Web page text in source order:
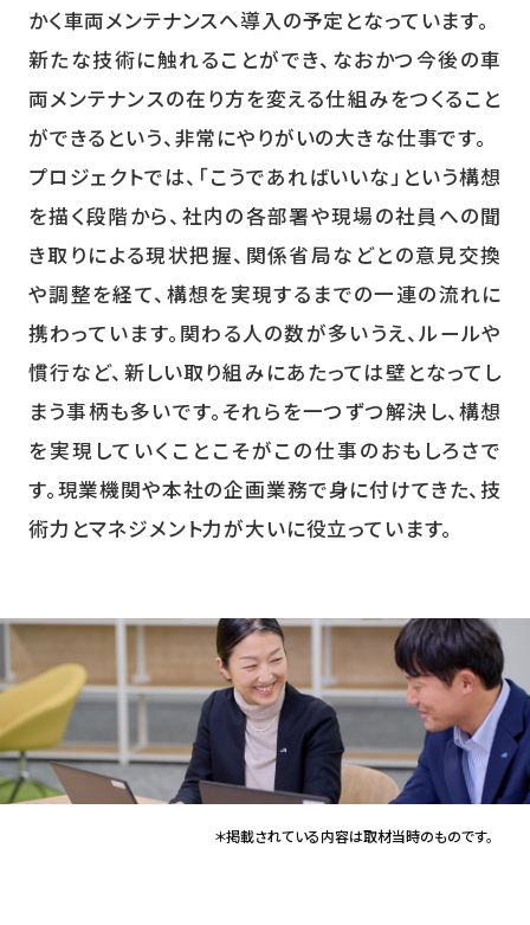
かく車両メンテナンスへ導入の予定となっています。
新たな技術に触れることができ、なおかつ今後の車
両メンテナンスの在り方を変える仕組みをつくること
ができるという、非常にやりがいの大きな仕事です。
プロジェクトでは、「こうであればいいな」という構想
を描く段階から、社内の各部署や現場の社員への聞
き取りによる現状把握、関係省局などとの意見交換
や調整を経て、構想を実現するまでの一連の流れに
携わっています。関わる人の数が多いうえ、ルールや
慣行など、新しい取り組みにあたっては壁となってし
まう事柄も多いです。それらを一つずつ解決し、構想
を実現していくことこそがこの仕事のおもしろさで
す。現業機関や本社の企画業務で身に付けてきた、技
術力とマネジメント力が大いに役立っています。
＊掲載されている内容は取材当時のものです。